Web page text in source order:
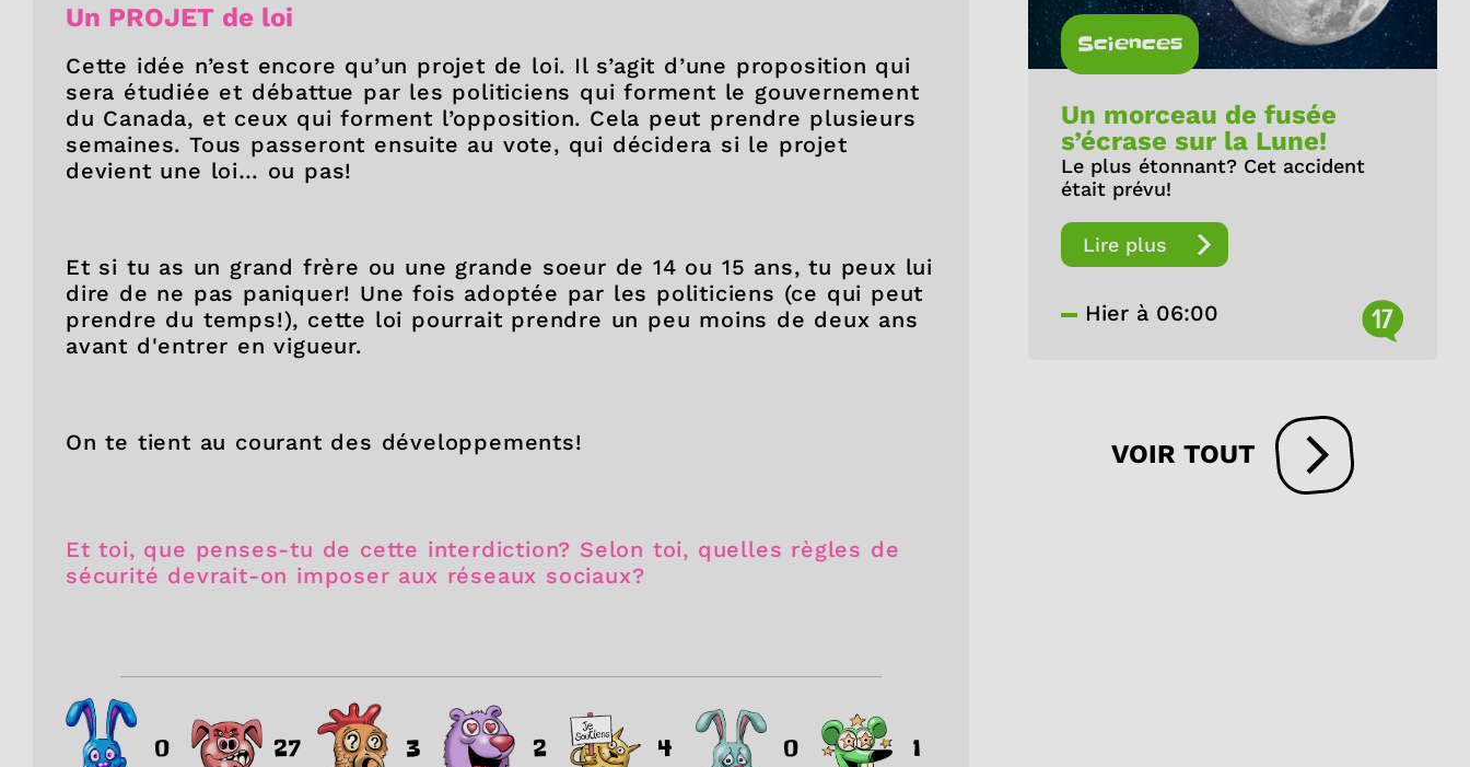
Un PROJET de loi
Cette idée n’est encore qu’un projet de loi. Il s’agit d’une proposition qui
sera étudiée et débattue par les politiciens qui forment le gouvernement
du Canada, et ceux qui forment l’opposition. Cela peut prendre plusieurs
semaines. Tous passeront ensuite au vote, qui décidera si le projet
devient une loi… ou pas!
Et si tu as un grand frère ou une grande soeur de 14 ou 15 ans, tu peux lui
dire de ne pas paniquer! Une fois adoptée par les politiciens (ce qui peut
prendre du temps!), cette loi pourrait prendre un peu moins de deux ans
avant d'entrer en vigueur.
On te tient au courant des développements!
Et toi, que penses-tu de cette interdiction? Selon toi, quelles règles de
sécurité devrait-on imposer aux réseaux sociaux?
0 27 3 2 4 0 1
Sciences
Un morceau de fusée
s’écrase sur la Lune!
Le plus étonnant? Cet accident
était prévu!
Lire plus
Hier à 06:00 17
VOIR TOUT